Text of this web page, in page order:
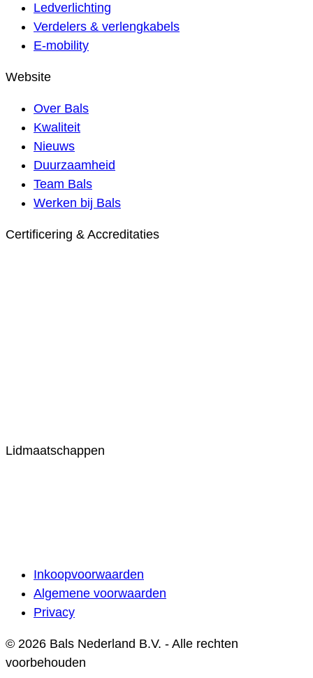
Ledverlichting
Verdelers & verlengkabels
E-mobility
Website
Over Bals
Kwaliteit
Nieuws
Duurzaamheid
Team Bals
Werken bij Bals
Certificering & Accreditaties
Lidmaatschappen
Inkoopvoorwaarden
Algemene voorwaarden
Privacy
© 2026 Bals Nederland B.V. - Alle rechten
voorbehouden